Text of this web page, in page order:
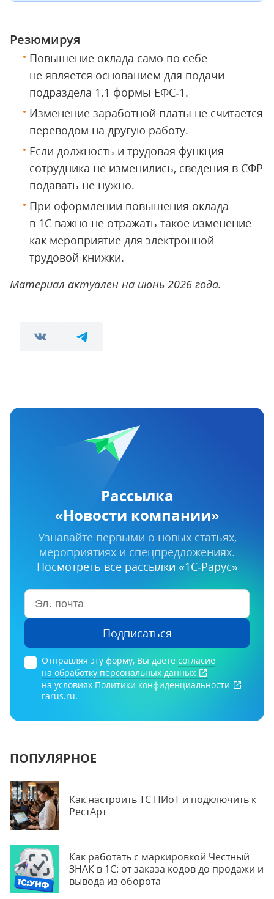
Резюмируя
Повышение оклада само по себе
не является основанием для подачи
подраздела 1.1 формы ЕФС‑1.
Изменение заработной платы не считается
переводом на другую работу.
Если должность и трудовая функция
сотрудника не изменились, сведения в СФР
подавать не нужно.
При оформлении повышения оклада
в 1С важно не отражать такое изменение
как мероприятие для электронной
трудовой книжки.
Материал актуален на июнь 2026 года.
Рассылка
«Новости компании»
Узнавайте первыми о новых статьях,
мероприятиях и спецпредложениях.
Посмотреть все рассылки «1С‑Рарус»
Подписаться
Отправляя эту форму, Вы даете согласие
на обработку персональных данных
на условиях Политики конфиденциальности
rarus.ru.
ПОПУЛЯРНОЕ
Как настроить ТС ПИоТ и подключить к
РестАрт
Как работать с маркировкой Честный
ЗНАК в 1С: от заказа кодов до продажи и
вывода из оборота